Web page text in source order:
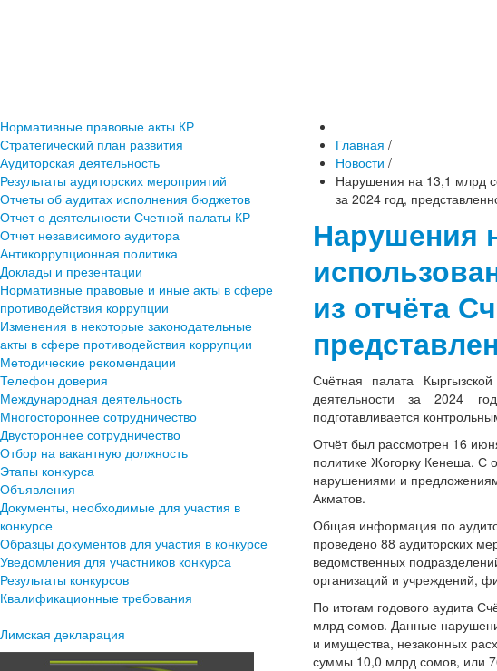
Нормативные правовые акты КР
Стратегический план развития
Аудиторская деятельность
Результаты аудиторских мероприятий
Отчеты об аудитах исполнения бюджетов
Отчет о деятельности Счетной палаты КР
Отчет независимого аудитора
Антикоррупционная политика
Доклады и презентации
Нормативные правовые и иные акты в сфере
противодействия коррупции
Изменения в некоторые законодательные
акты в сфере противодействия коррупции
Методические рекомендации
Телефон доверия
Международная деятельность
Многостороннее сотрудничество
Двустороннее сотрудничество
Отбор на вакантную должность
Этапы конкурса
Объявления
Документы, необходимые для участия в
конкурсе
Образцы документов для участия в конкурсе
Уведомления для участников конкурса
Результаты конкурсов
Квалификационные требования
Лимская декларация
Главная /
Новости /
Нарушения на 13,1 млрд
за 2024 год,
Нарушения
из отчёта
Счётная палата
деятельности за 2024
подготавливается
Отчёт был рассмотрен 16
политике Жогорку Кенеша. С
нарушениями и
Акматов.
Общая информация по
проведено 88 аудиторских
ведомственных
организаций и учреждений,
По итогам годового аудита
млрд сомов. Данные
и имущества, незаконных
суммы 10,0 млрд сомов, или